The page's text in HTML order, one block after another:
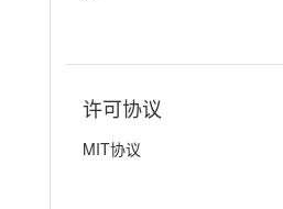
许可协议
MIT协议